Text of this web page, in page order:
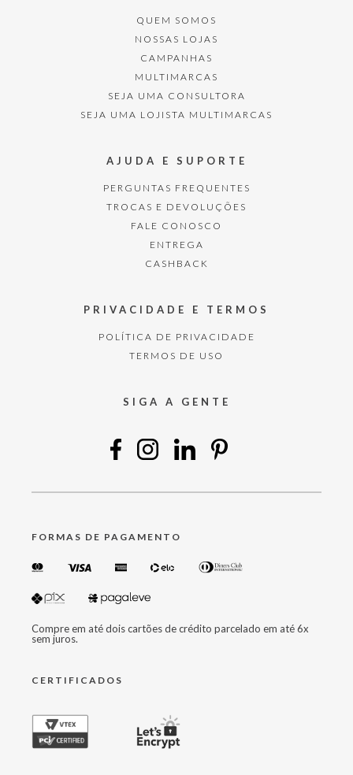
QUEM SOMOS
NOSSAS LOJAS
CAMPANHAS
MULTIMARCAS
SEJA UMA CONSULTORA
SEJA UMA LOJISTA MULTIMARCAS
AJUDA E SUPORTE
PERGUNTAS FREQUENTES
TROCAS E DEVOLUÇÕES
FALE CONOSCO
ENTREGA
CASHBACK
PRIVACIDADE E TERMOS
POLÍTICA DE PRIVACIDADE
TERMOS DE USO
SIGA A GENTE
FORMAS DE PAGAMENTO
Compre em até dois cartões de crédito parcelado em até 6x
sem juros.
CERTIFICADOS